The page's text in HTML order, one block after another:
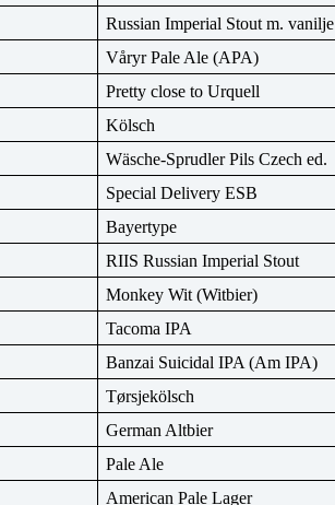
Russian Imperial Stout m. vanilje
Våryr Pale Ale (APA)
Pretty close to Urquell
Kölsch
Wäsche-Sprudler Pils Czech ed.
Special Delivery ESB
Bayertype
RIIS Russian Imperial Stout
Monkey Wit (Witbier)
Tacoma IPA
Banzai Suicidal IPA (Am IPA)
Tørsjekölsch
German Altbier
Pale Ale
American Pale Lager